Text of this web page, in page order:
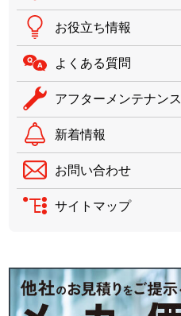
お役立ち情報
よくある質問
アフターメンテナンス
新着情報
お問い合わせ
サイトマップ